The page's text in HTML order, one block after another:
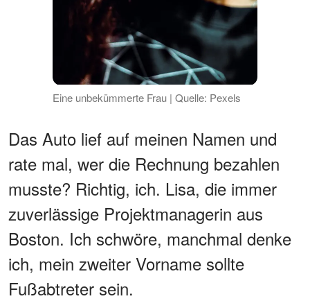
Eine unbekümmerte Frau | Quelle: Pexels
Das Auto lief auf meinen Namen und
rate mal, wer die Rechnung bezahlen
musste? Richtig, ich. Lisa, die immer
zuverlässige Projektmanagerin aus
Boston. Ich schwöre, manchmal denke
ich, mein zweiter Vorname sollte
Fußabtreter sein.